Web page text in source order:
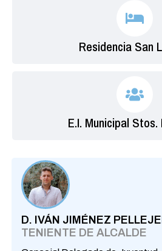
Residencia San
E.I. Municipal
D. IVÁN JIMÉNEZ
TENIENTE DE ALCALDE